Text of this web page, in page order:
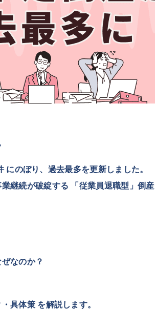
にのぼり、過去最多を更新しました。
継続が破綻する
「従業員退職型」倒
なのか？
・具体策を解説します。